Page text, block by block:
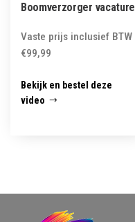
Boomverzorger vacature
Vaste prijs inclusief BTW
€99,99
Bekijk en bestel deze
video